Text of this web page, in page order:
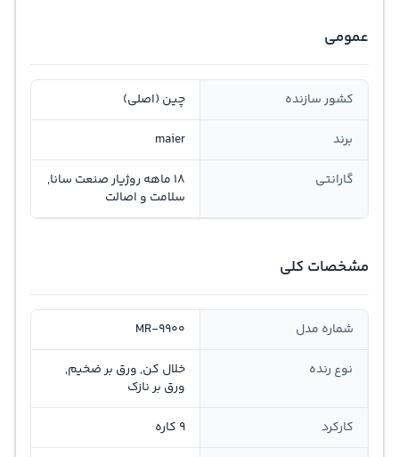
عمومی
کشور سازنده چین (اصلی)
برند maier
گارانتی
18 ماهه روژیار صنعت سانا,
سلامت و اصالت
مشخصات کلی
شماره مدل MR-9900
نوع رنده
خلال کن, ورق بر ضخیم,
ورق بر نازک
کارکرد 9 کاره